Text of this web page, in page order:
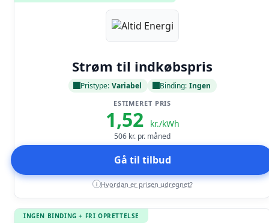
Strøm til indkøbspris
Pristype: Variabel Binding: Ingen
ESTIMERET PRIS
1,52 kr./kWh
506 kr. pr. måned
Gå til tilbud
i Hvordan er prisen udregnet?
INGEN BINDING + FRI OPRETTELSE